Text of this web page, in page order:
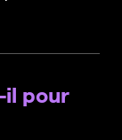
il pour